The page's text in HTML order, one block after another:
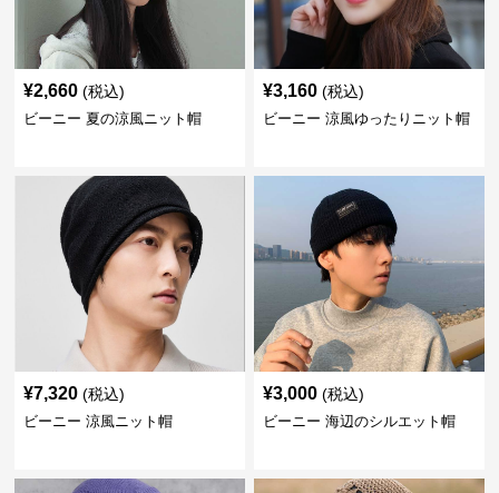
¥2,660 (税込)
ビーニー 夏の涼風ニット帽
¥3,160 (税込)
ビーニー 涼風ゆったりニット帽
¥7,320 (税込)
ビーニー 涼風ニット帽
¥3,000 (税込)
ビーニー 海辺のシルエット帽